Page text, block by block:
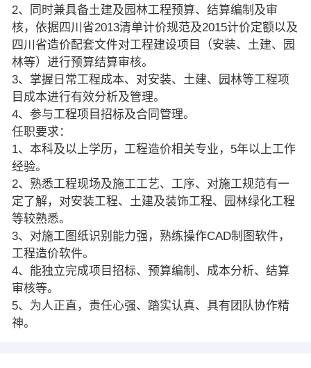
2、同时兼具备土建及园林工程预算、结算编制及审
核，依据四川省2013清单计价规范及2015计价定额以及
四川省造价配套文件对工程建设项目（安装、土建、园
林等）进行预算结算审核。
3、掌握日常工程成本、对安装、土建、园林等工程项
目成本进行有效分析及管理。
4、参与工程项目招标及合同管理。
任职要求：
1、本科及以上学历，工程造价相关专业，5年以上工作
经验。
2、熟悉工程现场及施工工艺、工序、对施工规范有一
定了解，对安装工程、土建及装饰工程、园林绿化工程
等较熟悉。
3、对施工图纸识别能力强，熟练操作CAD制图软件，
工程造价软件。
4、能独立完成项目招标、预算编制、成本分析、结算
审核等。
5、为人正直，责任心强、踏实认真、具有团队协作精
神。